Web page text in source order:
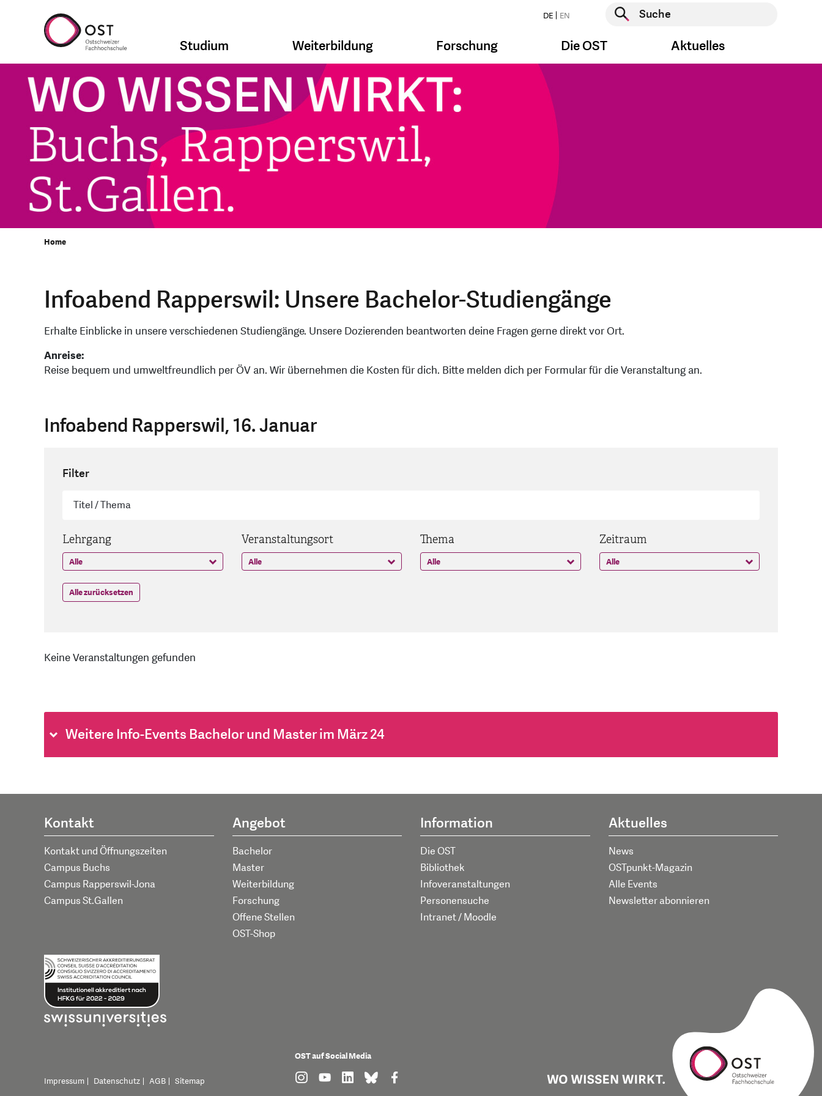
DE EN
Suche starten
Studium Weiterbildung Forschung Die OST Aktuelles
Home
Infoabend Rapperswil: Unsere Bachelor-Studiengänge
Erhalte Einblicke in unsere verschiedenen Studiengänge. Unsere Dozierenden beantworten deine Fragen gerne direkt vor Ort.
Anreise:
Reise bequem und umweltfreundlich per ÖV an. Wir übernehmen die Kosten für dich. Bitte melden dich per Formular für die Veranstaltung an.
Infoabend Rapperswil, 16. Januar
Filter
Lehrgang Veranstaltungsort Thema Zeitraum
Alle zurücksetzen
Keine Veranstaltungen gefunden
Weitere Info-Events Bachelor und Master im März 24
Kontakt
Kontakt und Öffnungszeiten
Campus Buchs
Campus Rapperswil-Jona
Campus St.Gallen
Angebot
Bachelor
Master
Weiterbildung
Forschung
Offene Stellen
OST-Shop
Information
Die OST
Bibliothek
Infoveranstaltungen
Personensuche
Intranet / Moodle
Aktuelles
News
OSTpunkt-Magazin
Alle Events
Newsletter abonnieren
Impressum Datenschutz AGB Sitemap
OST auf Social Media
find us on: instagram
find us on: youtube
find us on: linkedin
find us on: bluesky
find us on: facebook